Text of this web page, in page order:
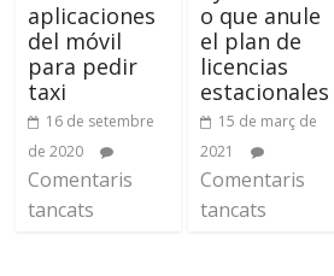
aplicaciones
del móvil
para pedir
taxi
16 de setembre
de 2020
Comentaris
tancats
o que anule
el plan de
licencias
estacionales
15 de març de
2021
Comentaris
tancats